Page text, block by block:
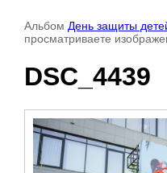
Альбом День защиты
просматриваете
DSC_4439